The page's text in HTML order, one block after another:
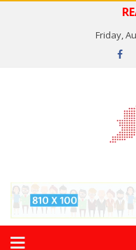
READ
Friday,